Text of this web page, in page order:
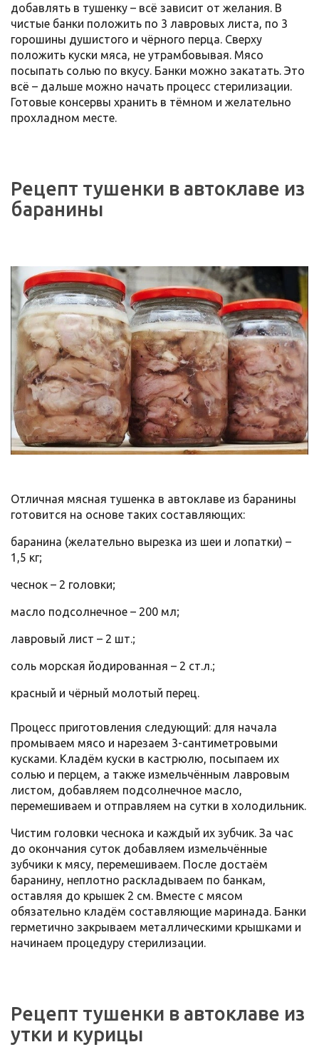
добавлять в тушенку – всё зависит от желания. В
чистые банки положить по 3 лавровых листа, по 3
горошины душистого и чёрного перца. Сверху
положить куски мяса, не утрамбовывая. Мясо
посыпать солью по вкусу. Банки можно закатать. Это
всё – дальше можно начать процесс стерилизации.
Готовые консервы хранить в тёмном и желательно
прохладном месте.
Рецепт тушенки в автоклаве из
баранины
Отличная мясная тушенка в автоклаве из баранины
готовится на основе таких составляющих:
баранина (желательно вырезка из шеи и лопатки) –
1,5 кг;
чеснок – 2 головки;
масло подсолнечное – 200 мл;
лавровый лист – 2 шт.;
соль морская йодированная – 2 ст.л.;
красный и чёрный молотый перец.
Процесс приготовления следующий: для начала
промываем мясо и нарезаем 3-сантиметровыми
кусками. Кладём куски в кастрюлю, посыпаем их
солью и перцем, а также измельчённым лавровым
листом, добавляем подсолнечное масло,
перемешиваем и отправляем на сутки в холодильник.
Чистим головки чеснока и каждый их зубчик. За час
до окончания суток добавляем измельчённые
зубчики к мясу, перемешиваем. После достаём
баранину, неплотно раскладываем по банкам,
оставляя до крышек 2 см. Вместе с мясом
обязательно кладём составляющие маринада. Банки
герметично закрываем металлическими крышками и
начинаем процедуру стерилизации.
Рецепт тушенки в автоклаве из
утки и курицы